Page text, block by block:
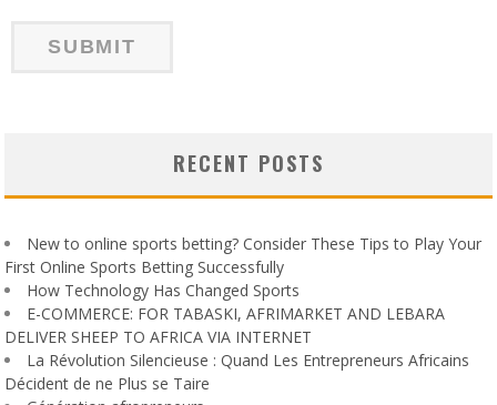
RECENT POSTS
New to online sports betting? Consider These Tips to Play Your
First Online Sports Betting Successfully
How Technology Has Changed Sports
E-COMMERCE: FOR TABASKI, AFRIMARKET AND LEBARA
DELIVER SHEEP TO AFRICA VIA INTERNET
La Révolution Silencieuse : Quand Les Entrepreneurs Africains
Décident de ne Plus se Taire